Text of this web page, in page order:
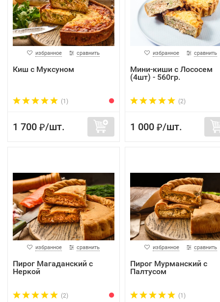
избранное сравнить
Киш с Муксуном
(1)
1 700 ₽/шт.
избранное сравнить
Мини-киши с Лососем
(4шт) - 560гр.
(2)
1 000 ₽/шт.
избранное сравнить
Пирог Магаданский с
Неркой
(2)
избранное сравнить
Пирог Мурманский с
Палтусом
(1)